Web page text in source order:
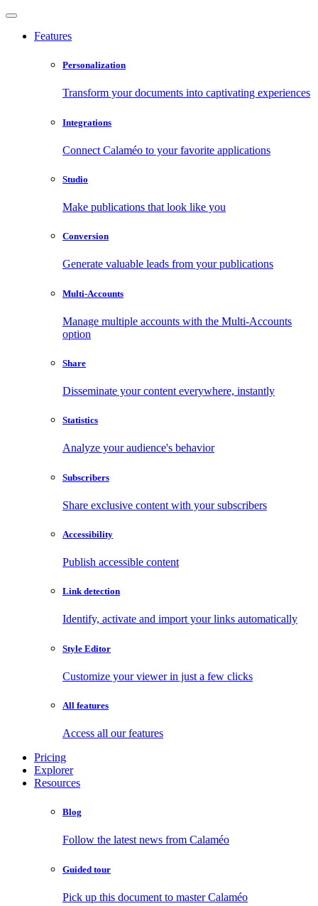
Features
Personalization
Transform your documents into captivating experiences
Integrations
Connect Calaméo to your favorite applications
Studio
Make publications that look like you
Conversion
Generate valuable leads from your publications
Multi-Accounts
Manage multiple accounts with the Multi-Accounts
option
Share
Disseminate your content everywhere, instantly
Statistics
Analyze your audience's behavior
Subscribers
Share exclusive content with your subscribers
Accessibility
Publish accessible content
Link detection
Identify, activate and import your links automatically
Style Editor
Customize your viewer in just a few clicks
All features
Access all our features
Pricing
Explorer
Resources
Blog
Follow the latest news from Calaméo
Guided tour
Pick up this document to master Calaméo